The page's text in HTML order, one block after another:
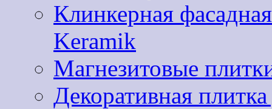
Клинкерная
Keramik
Магнезитовые
Декоративная